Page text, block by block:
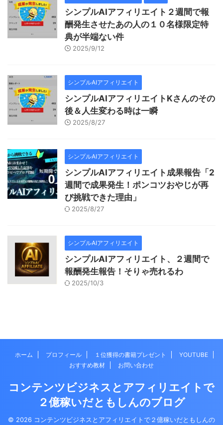
シンプルAIアフィリエイト２週間で報
酬発生させたあの人の１０名様限定特
典が半端ない件
2025/9/12
シンプルAIアフィリエイト
シンプルAIアフィリエイトKさんのその
後＆人生変わる時は一瞬
2025/8/27
シンプルAIアフィリエイト
シンプルAIアフィリエイト成果報告「2
週間で成果発生！ポンコツおやじが再
び挑戦できた理由」
2025/8/27
シンプルAIアフィリエイト
シンプルAIアフィリエイト、２週間で
報酬発生報告！そりゃ売れるわ
2025/10/3
ホーム プロフィール １位獲得の書籍プレゼント
YOUTUBE
おすすめ教材
お問い合わせ
コンテンツビジネスとアフィリエイトで
２億稼いだともしんのブログ
© 2026 コンテンツビジネスとアフィリエイトで２億稼いだともしんの